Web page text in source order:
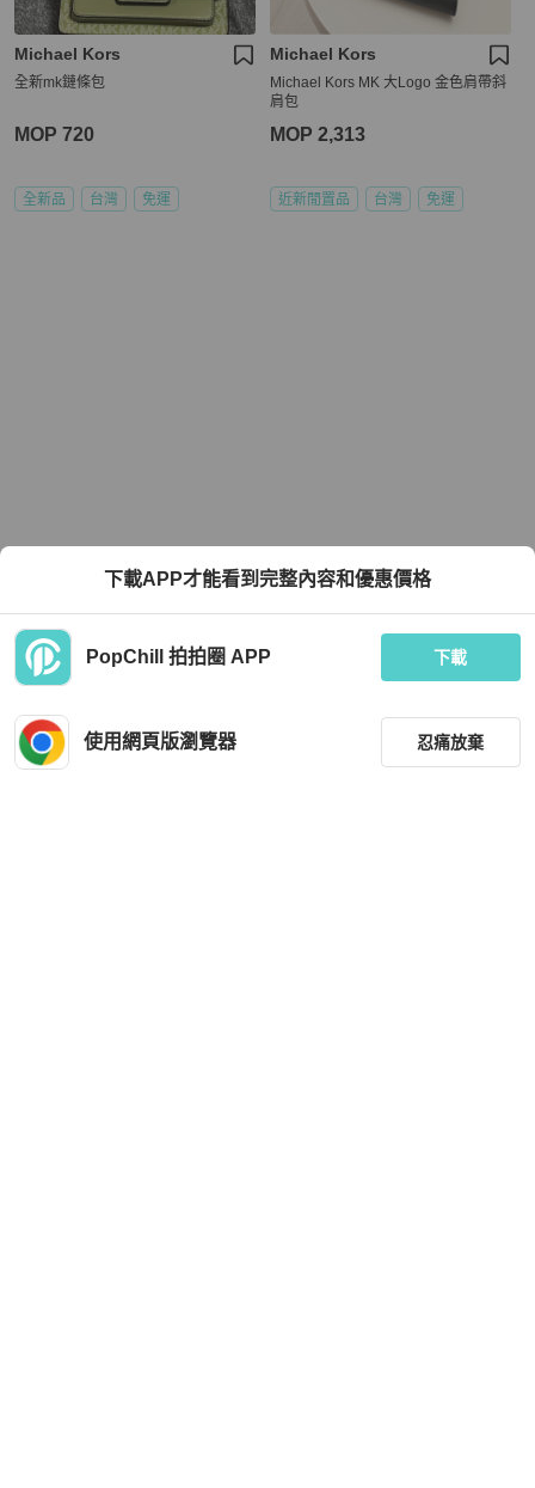
Michael Kors
全新mk鏈條包
MOP 720
全新品 台灣 免運
Michael Kors
Michael Kors MK 大Logo 金色肩帶斜
肩包
MOP 2,313
近新閒置品 台灣 免運
下載APP才能看到完整內容和優惠價格
PopChill 拍拍圈 APP 下載
使用網頁版瀏覽器 忍痛放棄